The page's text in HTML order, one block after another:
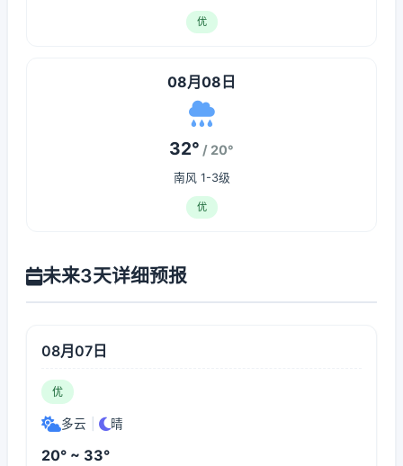
优
08月08日
32° / 20°
南风 1-3级
优
未来3天详细预报
08月07日
优
多云 晴
20° ~ 33°